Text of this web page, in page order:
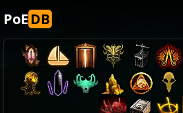
PoEDB